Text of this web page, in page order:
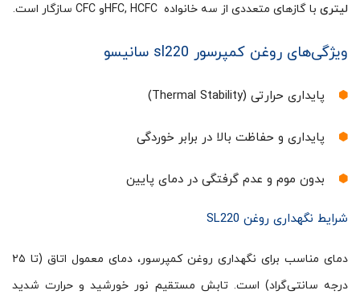
لیتری با گازهای متعددی از سه خانواده ‌ HFC, HCFCو CFC سازگار است.
ویژگی‌های روغن کمپرسور sl220 ‌سانیسو
پایداری حرارتی (Thermal Stability)
پایداری و حفاظت بالا در برابر خوردگی
بدون موم و عدم گرفتگی در دمای پایین
شرایط نگهداری روغن SL220
دمای مناسب برای نگهداری روغن کمپرسور، دمای معمول اتاق (تا ۲۵
درجه سانتی‌گراد) است. تابش مستقیم نور خورشید و حرارت شدید